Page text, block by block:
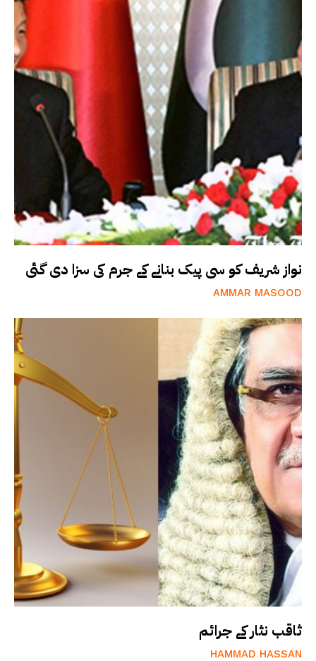
نواز شریف کو سی پیک بنانے کے جرم کی سزا دی گئی
AMMAR MASOOD
ثاقب نثار کے جرائم
HAMMAD HASSAN